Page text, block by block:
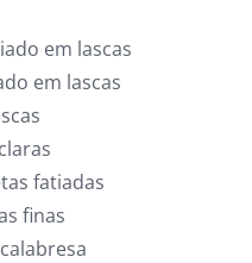
em lascas
em lascas
fatiadas
finas